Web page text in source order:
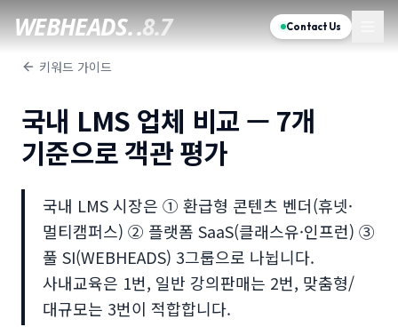
WEBHEADS..8.7 Contact Us
키워드 가이드
국내 LMS 업체 비교 — 7개
기준으로 객관 평가
국내 LMS 시장은 ① 환급형 콘텐츠 벤더(휴넷·
멀티캠퍼스) ② 플랫폼 SaaS(클래스유·인프런) ③
풀 SI(WEBHEADS) 3그룹으로 나뉩니다.
사내교육은 1번, 일반 강의판매는 2번, 맞춤형/
대규모는 3번이 적합합니다.